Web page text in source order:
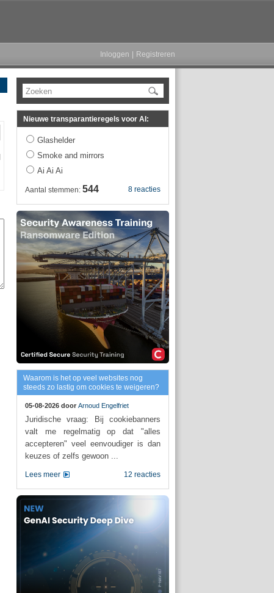
Inloggen Registreren
Zoeken
Nieuwe transparantieregels voor AI:
Glashelder
Smoke and mirrors
Ai Ai Ai
8 reacties
Aantal stemmen: 544
Waarom is het op veel websites nog
steeds zo lastig om cookies te weigeren?
05-08-2026 door Arnoud Engelfriet
Juridische vraag: Bij cookiebanners
valt me regelmatig op dat "alles
accepteren" veel eenvoudiger is dan
keuzes of zelfs gewoon ...
12 reacties
Lees meer